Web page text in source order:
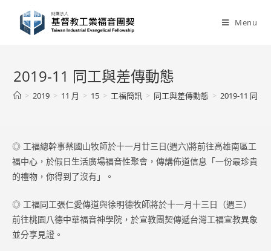
content
Menu
2019-11 同工與差傳動態
> 2019 > 11 月 > 15 > 工福簡訊 > 同工與差傳動態 > 2019-11 同工
◎ 工福總幹事蔡國山牧師於十一月廿三日(週六)將前往高雄南區工
福中心，於假日生活廣場福音性聚會，傳講佈道信息「一份最珍貴
的禮物，你得到了沒有」。
◎ 工福同工張仁愛傳道與徐明德牧師將於十一月十三日（週三）
前往桃園八德中華福音神學院，於宣教團契傳遞台灣工福宣教異象
並分享見證。